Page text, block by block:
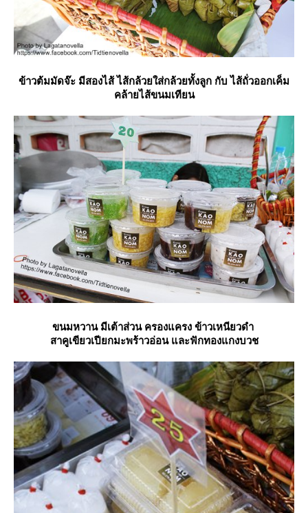
ข้าวต้มมัดจ๊ะ มีสองไส้ ไส้กล้วยใส่กล้วยทั้งลูก กับ ไส้ถั่วออกเค็ม
คล้ายไส้ขนมเทียน
ขนมหวาน มีเต้าส่วน ครองแครง ข้าวเหนียวดำ
สาคูเขียวเปียกมะพร้าวอ่อน และฟักทองแกงบวช